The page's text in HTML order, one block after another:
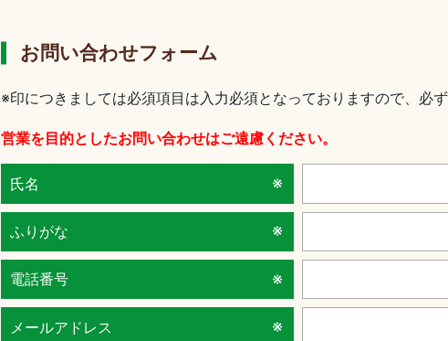
お問い合わせフォーム
※印につきましては必須項目は入力必須となっておりますので、必ず
営業を目的としたお問い合わせはご遠慮ください。
氏名
ふりがな
電話番号
メールアドレス